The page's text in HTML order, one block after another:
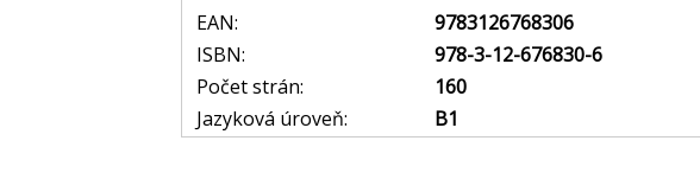
EAN:
9783126768306
ISBN:
978-3-12-676830-6
Počet strán:
160
Jazyková úroveň:
B1